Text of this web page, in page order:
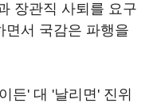
장관직 사퇴를 요구
면서 국감은 파행을
든' 대 '날리면' 진위